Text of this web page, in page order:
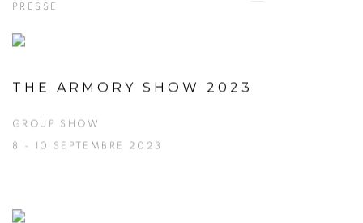
PRESSE
THE ARMORY SHOW 2023
GROUP SHOW
8 - 10 SEPTEMBRE 2023